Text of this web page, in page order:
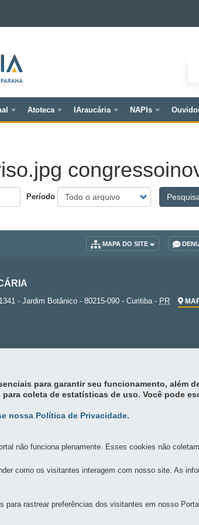
Atoteca IAraucária NAPIs
Período
MAPA DO SITE
- Jardim Botânico - 80215-090 - Curitiba- PR
para garantir seu funcionamento, além
coleta de estatísticas de uso. Você pode
nossa Política de Privacidade.
não funciona plenamente. Esses cookies não
como os visitantes interagem com nosso site. As
para rastrear preferências dos visitantes em nosso